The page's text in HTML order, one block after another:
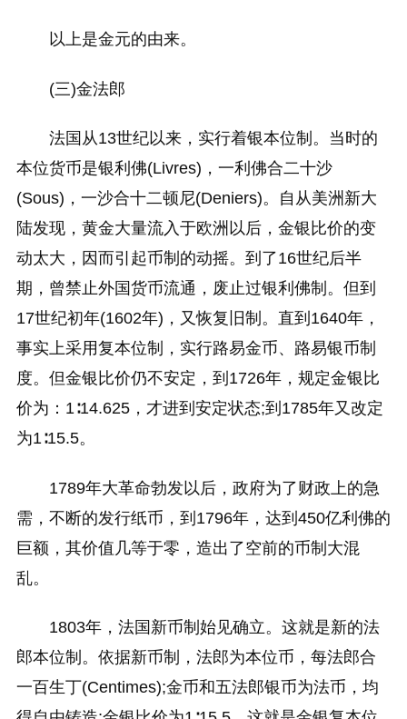
以上是金元的由来。
(三)金法郎
法国从13世纪以来，实行着银本位制。当时的
本位货币是银利佛(Livres)，一利佛合二十沙
(Sous)，一沙合十二顿尼(Deniers)。自从美洲新大
陆发现，黄金大量流入于欧洲以后，金银比价的变
动太大，因而引起币制的动摇。到了16世纪后半
期，曾禁止外国货币流通，废止过银利佛制。但到
17世纪初年(1602年)，又恢复旧制。直到1640年，
事实上采用复本位制，实行路易金币、路易银币制
度。但金银比价仍不安定，到1726年，规定金银比
价为：1∶14.625，才进到安定状态;到1785年又改定
为1∶15.5。
1789年大革命勃发以后，政府为了财政上的急
需，不断的发行纸币，到1796年，达到450亿利佛的
巨额，其价值几等于零，造出了空前的币制大混
乱。
1803年，法国新币制始见确立。这就是新的法
郎本位制。依据新币制，法郎为本位币，每法郎合
一百生丁(Centimes);金币和五法郎银币为法币，均